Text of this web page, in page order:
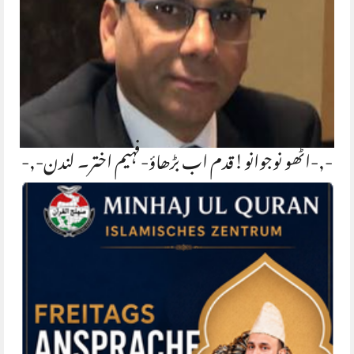
-,-اٹھو نوجوانو!قدم اب بڑھاؤ-فہیم اختر۔ لندن-,-